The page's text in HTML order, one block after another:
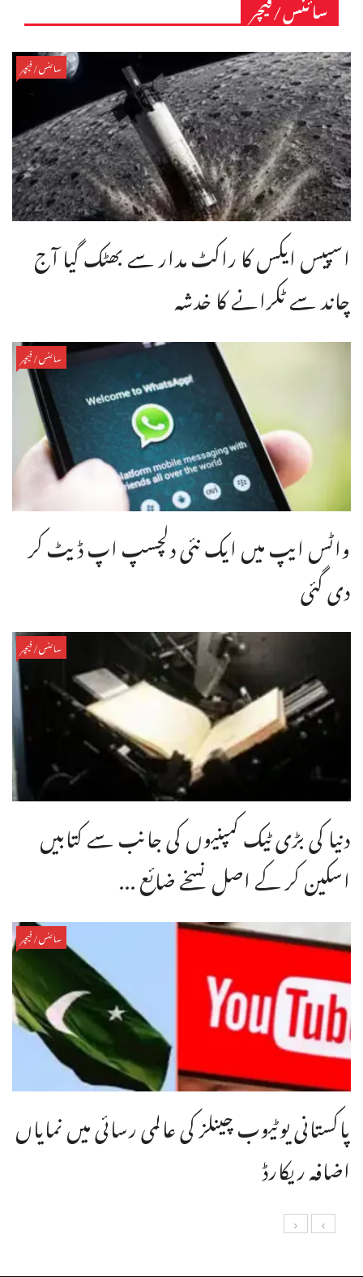
سائنس/فیچر
سائنس/فیچر
اسپیس ایکس کا راکٹ مدار سے بھٹک گیا آج
چاند سے ٹکرانے کا خدشہ
سائنس/فیچر
واٹس ایپ میں ایک نئی دلچسپ اپ ڈیٹ کر
دی گئی
سائنس/فیچر
دنیا کی بڑی ٹیک کمپنیوں کی جانب سے کتابیں
اسکین کر کے اصل نسخے ضائع ...
سائنس/فیچر
پاکستانی یوٹیوب چینلز کی عالمی رسائی میں نمایاں
اضافہ ریکارڈ